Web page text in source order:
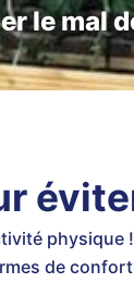
le mal
de